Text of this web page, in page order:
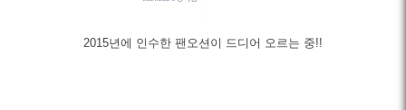
2015년에 인수한 팬오션이 드디어 오르는 중!!